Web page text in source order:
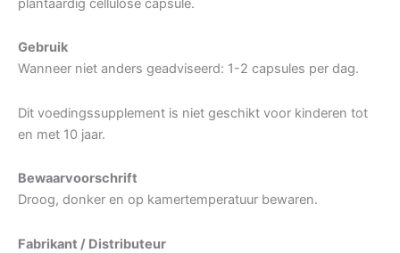
plantaardig cellulose capsule.
Gebruik
Wanneer niet anders geadviseerd: 1-2 capsules per dag.
Dit voedingssupplement is niet geschikt voor kinderen tot
en met 10 jaar.
Bewaarvoorschrift
Droog, donker en op kamertemperatuur bewaren.
Fabrikant / Distributeur